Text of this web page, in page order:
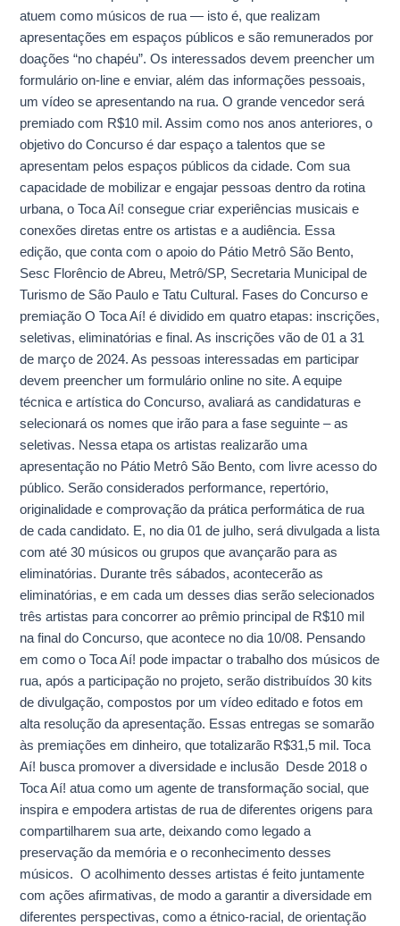
atuem como músicos de rua — isto é, que realizam
apresentações em espaços públicos e são remunerados por
doações “no chapéu”. Os interessados devem preencher um
formulário on-line e enviar, além das informações pessoais,
um vídeo se apresentando na rua. O grande vencedor será
premiado com R$10 mil. Assim como nos anos anteriores, o
objetivo do Concurso é dar espaço a talentos que se
apresentam pelos espaços públicos da cidade. Com sua
capacidade de mobilizar e engajar pessoas dentro da rotina
urbana, o Toca Aí! consegue criar experiências musicais e
conexões diretas entre os artistas e a audiência. Essa
edição, que conta com o apoio do Pátio Metrô São Bento,
Sesc Florêncio de Abreu, Metrô/SP, Secretaria Municipal de
Turismo de São Paulo e Tatu Cultural. Fases do Concurso e
premiação O Toca Aí! é dividido em quatro etapas: inscrições,
seletivas, eliminatórias e final. As inscrições vão de 01 a 31
de março de 2024. As pessoas interessadas em participar
devem preencher um formulário online no site. A equipe
técnica e artística do Concurso, avaliará as candidaturas e
selecionará os nomes que irão para a fase seguinte – as
seletivas. Nessa etapa os artistas realizarão uma
apresentação no Pátio Metrô São Bento, com livre acesso do
público. Serão considerados performance, repertório,
originalidade e comprovação da prática performática de rua
de cada candidato. E, no dia 01 de julho, será divulgada a lista
com até 30 músicos ou grupos que avançarão para as
eliminatórias. Durante três sábados, acontecerão as
eliminatórias, e em cada um desses dias serão selecionados
três artistas para concorrer ao prêmio principal de R$10 mil
na final do Concurso, que acontece no dia 10/08. Pensando
em como o Toca Aí! pode impactar o trabalho dos músicos de
rua, após a participação no projeto, serão distribuídos 30 kits
de divulgação, compostos por um vídeo editado e fotos em
alta resolução da apresentação. Essas entregas se somarão
às premiações em dinheiro, que totalizarão R$31,5 mil. Toca
Aí! busca promover a diversidade e inclusão Desde 2018 o
Toca Aí! atua como um agente de transformação social, que
inspira e empodera artistas de rua de diferentes origens para
compartilharem sua arte, deixando como legado a
preservação da memória e o reconhecimento desses
músicos. O acolhimento desses artistas é feito juntamente
com ações afirmativas, de modo a garantir a diversidade em
diferentes perspectivas, como a étnico-racial, de orientação